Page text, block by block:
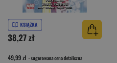
KSIĄŻKA
38,27 zł
49,99 zł - sugerowana cena detaliczna